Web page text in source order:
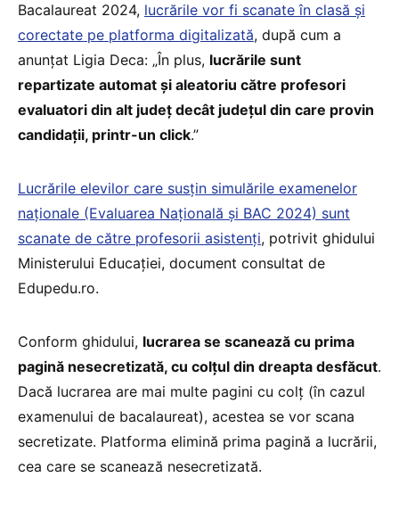
Bacalaureat 2024, lucrările vor fi scanate în clasă și
corectate pe platforma digitalizată, după cum a
anunțat Ligia Deca: „În plus, lucrările sunt
repartizate automat și aleatoriu către profesori
evaluatori din alt județ decât județul din care provin
candidații, printr-un click.”
Lucrările elevilor care susțin simulările examenelor
naționale (Evaluarea Națională și BAC 2024) sunt
scanate de către profesorii asistenți, potrivit ghidului
Ministerului Educației, document consultat de
Edupedu.ro.
Conform ghidului, lucrarea se scanează cu prima
pagină nesecretizată, cu colțul din dreapta desfăcut.
Dacă lucrarea are mai multe pagini cu colț (în cazul
examenului de bacalaureat), acestea se vor scana
secretizate. Platforma elimină prima pagină a lucrării,
cea care se scanează nesecretizată.